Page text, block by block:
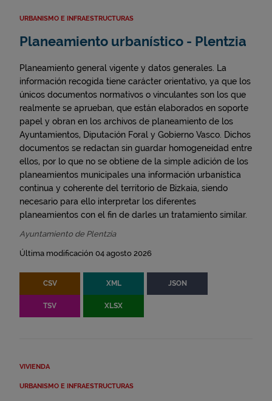
URBANISMO E INFRAESTRUCTURAS
Planeamiento urbanístico - Plentzia
Planeamiento general vigente y datos generales. La
información recogida tiene carácter orientativo, ya que los
únicos documentos normativos o vinculantes son los que
realmente se aprueban, que están elaborados en soporte
papel y obran en los archivos de planeamiento de los
Ayuntamientos, Diputación Foral y Gobierno Vasco. Dichos
documentos se redactan sin guardar homogeneidad entre
ellos, por lo que no se obtiene de la simple adición de los
planeamientos municipales una información urbanística
continua y coherente del territorio de Bizkaia, siendo
necesario para ello interpretar los diferentes
planeamientos con el fin de darles un tratamiento similar.
Ayuntamiento de Plentzia
Última modificación 04 agosto 2026
CSV XML JSON
TSV XLSX
VIVIENDA
URBANISMO E INFRAESTRUCTURAS